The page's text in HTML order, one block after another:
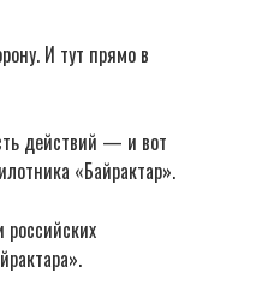
И тут прямо в
действий — и вот
«Байрактар».